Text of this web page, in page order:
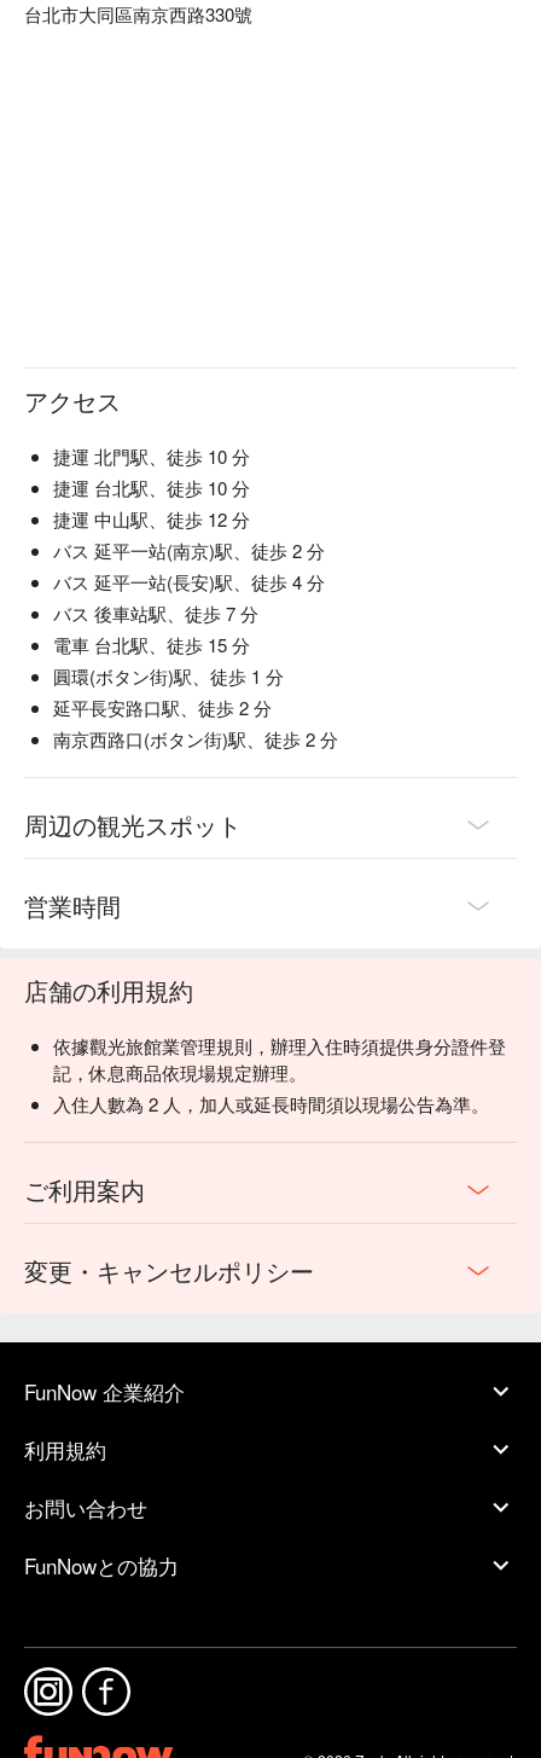
台北市大同區南京西路330號
アクセス
捷運 北門駅、徒歩 10 分
捷運 台北駅、徒歩 10 分
捷運 中山駅、徒歩 12 分
バス 延平一站(南京)駅、徒歩 2 分
バス 延平一站(長安)駅、徒歩 4 分
バス 後車站駅、徒歩 7 分
電車 台北駅、徒歩 15 分
圓環(ボタン街)駅、徒歩 1 分
延平長安路口駅、徒歩 2 分
南京西路口(ボタン街)駅、徒歩 2 分
周辺の観光スポット
営業時間
店舗の利用規約
依據觀光旅館業管理規則，辦理入住時須提供身分證件登
記，休息商品依現場規定辦理。
入住人數為 2 人，加人或延長時間須以現場公告為準。
ご利用案内
変更・キャンセルポリシー
FunNow 企業紹介
利用規約
お問い合わせ
FunNowとの協力